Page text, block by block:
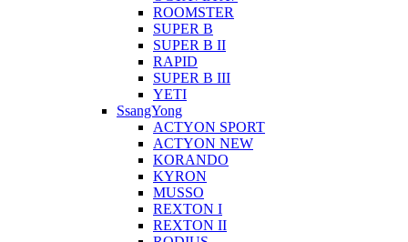
ROOMSTER
SUPER B
SUPER B II
RAPID
SUPER B III
YETI
SsangYong
ACTYON SPORT
ACTYON NEW
KORANDO
KYRON
MUSSO
REXTON I
REXTON II